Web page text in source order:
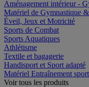
Aménagement intérieur -
Matériel de Gymnastique
Éveil, Jeux et Motricité
Sports de Combat
Sports Aquatiques
Athlétisme
Textile et bagagerie
Handisport et Sport adapté
Matériel Entraînement
Voir tous les produits